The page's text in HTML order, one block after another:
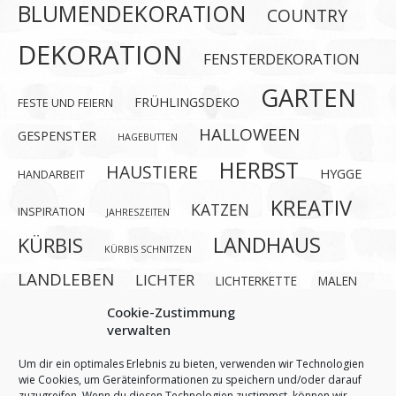
Cookie-Zustimmung
verwalten
Um dir ein optimales Erlebnis zu bieten, verwenden wir Technologien
wie Cookies, um Geräteinformationen zu speichern und/oder darauf
BLUMENDEKORATION COUNTRY
DEKORATION FENSTERDEKORATION
FESTE UND FEIERN FRÜHLINGSDEKO GARTEN
GESPENSTER HAGEBUTTEN HALLOWEEN
HANDARBEIT HAUSTIERE HERBST HYGGE
INSPIRATION JAHRESZEITEN KATZEN KREATIV
KÜRBIS KÜRBIS SCHNITZEN LANDHAUS
LANDLEBEN LICHTER LICHTERKETTE MALEN
PERLEN BASTELN REHE
TISCHDEKORATION VALENTINSTAG VOGELFUTTER